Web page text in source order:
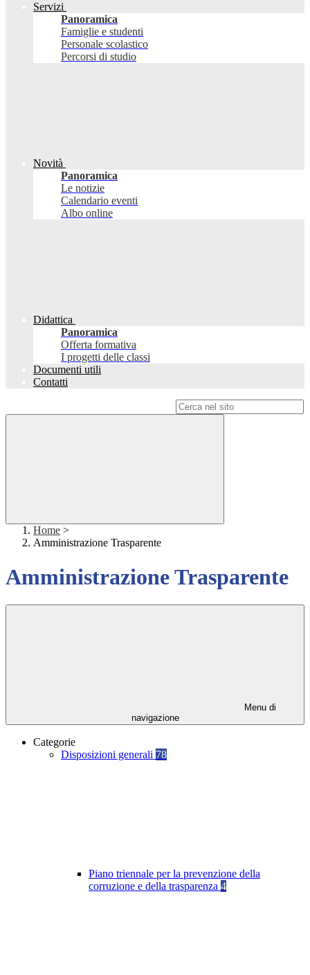
Servizi
Panoramica
Famiglie e studenti
Personale scolastico
Percorsi di studio
Novità
Panoramica
Le notizie
Calendario eventi
Albo online
Didattica
Panoramica
Offerta formativa
I progetti delle classi
Documenti utili
Contatti
Home >
Amministrazione Trasparente
Amministrazione Trasparente
Menu di
navigazione
Categorie
Disposizioni generali 78
Piano triennale per la prevenzione della
corruzione e della trasparenza 4